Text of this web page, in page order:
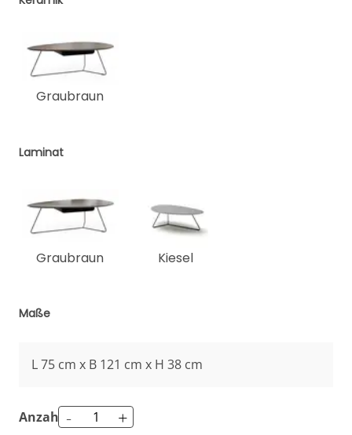
Graubraun
Laminat
Graubraun Kiesel
Maße
L 75 cm x B 121 cm x H 38 cm
Anzahl - +